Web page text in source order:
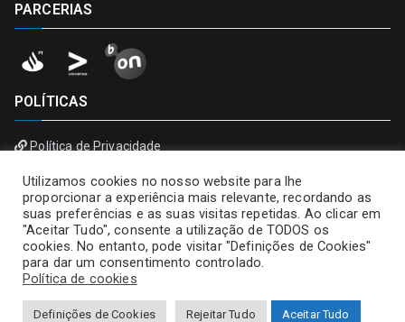
PARCERIAS
POLÍTICAS
Política de Privacidade
Utilizamos cookies no nosso website para lhe
proporcionar a experiência mais relevante, recordando as
suas preferências e as suas visitas repetidas. Ao clicar em
"Aceitar Tudo", consente a utilização de TODOS os
cookies. No entanto, pode visitar "Definições de Cookies"
para dar um consentimento controlado.
Política de cookies
Definições de Cookies Rejeitar Tudo Aceitar Tudo